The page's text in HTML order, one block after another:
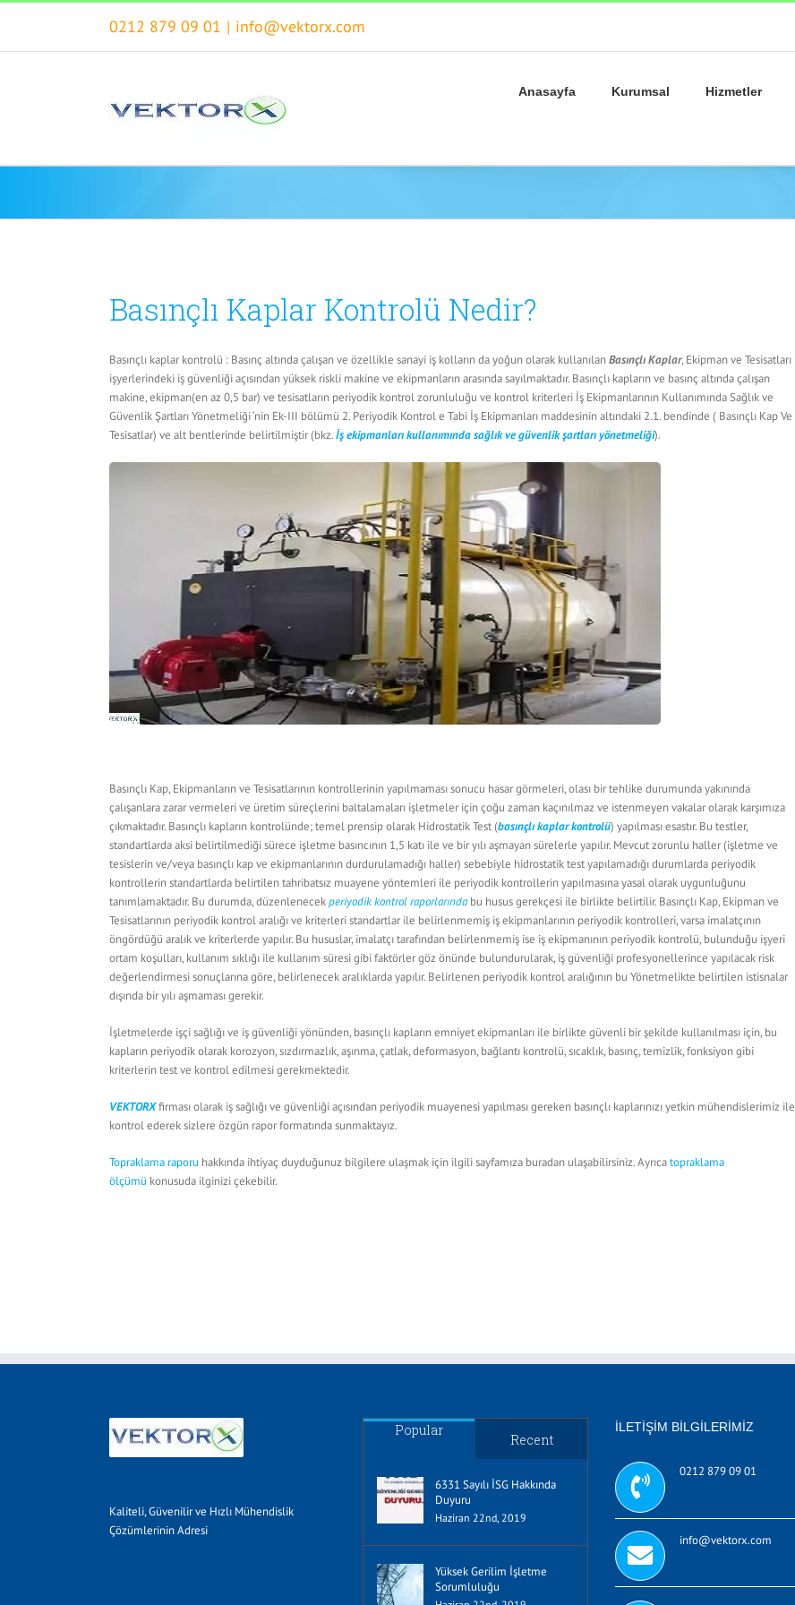
0212 879 09 01 | info@vektorx.com
Anasayfa Kurumsal Hizmetler
Basınçlı Kaplar Kontrolü Nedir?
Basınçlı kaplar kontrolü : Basınç altında çalışan ve özellikle sanayi iş kolların da yoğun olarak kullanılanBasınçlı Kaplar, Ekipman ve Tesisatları
işyerlerindeki iş güvenliği açısından yüksek riskli makine ve ekipmanların arasında sayılmaktadır. Basınçlı kapların ve basınç altında çalışan
makine, ekipman(en az 0,5 bar) ve tesisatların periyodik kontrol zorunluluğu ve kontrol kriterleri İş Ekipmanlarının Kullanımında Sağlık ve
Güvenlik Şartları Yönetmeliği ‘nin Ek-III bölümü 2. Periyodik Kontrol e Tabi İş Ekipmanları maddesinin altındaki 2.1. bendinde ( Basınçlı Kap Ve
Tesisatlar) ve alt bentlerinde belirtilmiştir (bkz.İş ekipmanları kullanımında sağlık ve güvenlik şartları yönetmeliği).
Basınçlı Kap, Ekipmanların ve Tesisatlarının kontrollerinin yapılmaması sonucu hasar görmeleri, olası bir tehlike durumunda yakınında
çalışanlara zarar vermeleri ve üretim süreçlerini baltalamaları işletmeler için çoğu zaman kaçınılmaz ve istenmeyen vakalar olarak karşımıza
çıkmaktadır. Basınçlı kapların kontrolünde; temel prensip olarak Hidrostatik Test (basınçlı kaplar kontrolü) yapılması esastır. Bu testler,
standartlarda aksi belirtilmediği sürece işletme basıncının 1,5 katı ile ve bir yılı aşmayan sürelerle yapılır. Mevcut zorunlu haller (işletme ve
tesislerin ve/veya basınçlı kap ve ekipmanlarının durdurulamadığı haller) sebebiyle hidrostatik test yapılamadığı durumlarda periyodik
kontrollerin standartlarda belirtilen tahribatsız muayene yöntemleri ile periyodik kontrollerin yapılmasına yasal olarak uygunluğunu
tanımlamaktadır. Bu durumda, düzenlenecekperiyodik kontrol raporlarında bu husus gerekçesi ile birlikte belirtilir. Basınçlı Kap, Ekipman ve
Tesisatlarının periyodik kontrol aralığı ve kriterleri standartlar ile belirlenmemiş iş ekipmanlarının periyodik kontrolleri, varsa imalatçının
öngördüğü aralık ve kriterlerde yapılır. Bu hususlar, imalatçı tarafından belirlenmemiş ise iş ekipmanının periyodik kontrolü, bulunduğu işyeri
ortam koşulları, kullanım sıklığı ile kullanım süresi gibi faktörler göz önünde bulundurularak, iş güvenliği profesyonellerince yapılacak risk
değerlendirmesi sonuçlarına göre, belirlenecek aralıklarda yapılır. Belirlenen periyodik kontrol aralığının bu Yönetmelikte belirtilen istisnalar
dışında bir yılı aşmaması gerekir.
İşletmelerde işçi sağlığı ve iş güvenliği yönünden, basınçlı kapların emniyet ekipmanları ile birlikte güvenli bir şekilde kullanılması için, bu
kapların periyodik olarak korozyon, sızdırmazlık, aşınma, çatlak, deformasyon, bağlantı kontrolü, sıcaklık, basınç, temizlik, fonksiyon gibi
kriterlerin test ve kontrol edilmesi gerekmektedir.
VEKTORXfirması olarak iş sağlığı ve güvenliği açısından periyodik muayenesi yapılması gereken basınçlı kaplarınızı yetkin mühendislerimiz ile
kontrol ederek sizlere özgün rapor formatında sunmaktayız.
Topraklama raporu hakkında ihtiyaç duyduğunuz bilgilere ulaşmak için ilgili sayfamıza buradan ulaşabilirsiniz. Ayrıcatopraklama
ölçümü konusuda ilginizi çekebilir.
Kaliteli, Güvenilir ve Hızlı Mühendislik
Çözümlerinin Adresi
Popular
Recent
6331 Sayılı İSG Hakkında
Duyuru
Haziran 22nd, 2019
Yüksek Gerilim İşletme
Sorumluluğu
İLETIŞIM BILGILERIMIZ
0212 879 09 01
info@vektorx.com